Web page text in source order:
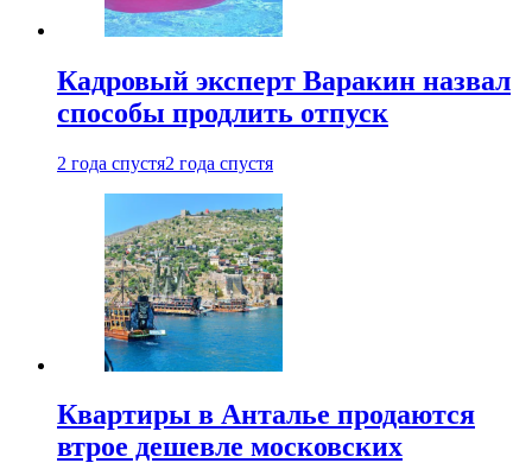
Кадровый эксперт Варакин назвал
способы продлить отпуск
2 года спустя2 года спустя
Квартиры в Анталье продаются
втрое дешевле московских